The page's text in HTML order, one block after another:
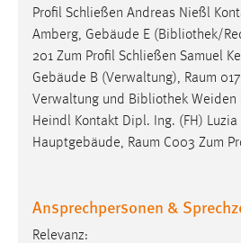
Profil Schließen Andreas Nießl
Amberg, Gebäude E (Bibliothek/
201 Zum Profil Schließen Samuel
Gebäude B (Verwaltung), Raum
Verwaltung und Bibliothek Weiden
Heindl Kontakt Dipl. Ing. (FH)
Hauptgebäude, Raum C003 Zum
Ansprechpersonen &
Relevanz: